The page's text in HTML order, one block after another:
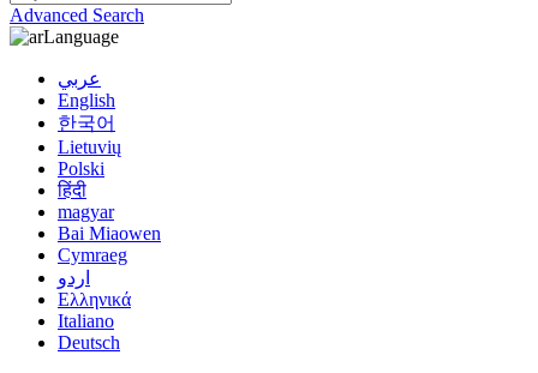
Advanced Search
Language
عربي
English
한국어
Lietuvių
Polski
हिंदी
magyar
Bai Miaowen
Cymraeg
اردو
Ελληνικά
Italiano
Deutsch